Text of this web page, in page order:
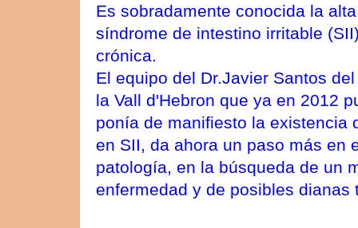
Es sobradamente conocida la
síndrome de intestino irritable
crónica.
El equipo del Dr.Javier Santos
la Vall d'Hebron que ya en 2012
ponía de manifiesto la existencia
en SII, da ahora un paso más en
patología, en la búsqueda de un
enfermedad y de posibles dianas